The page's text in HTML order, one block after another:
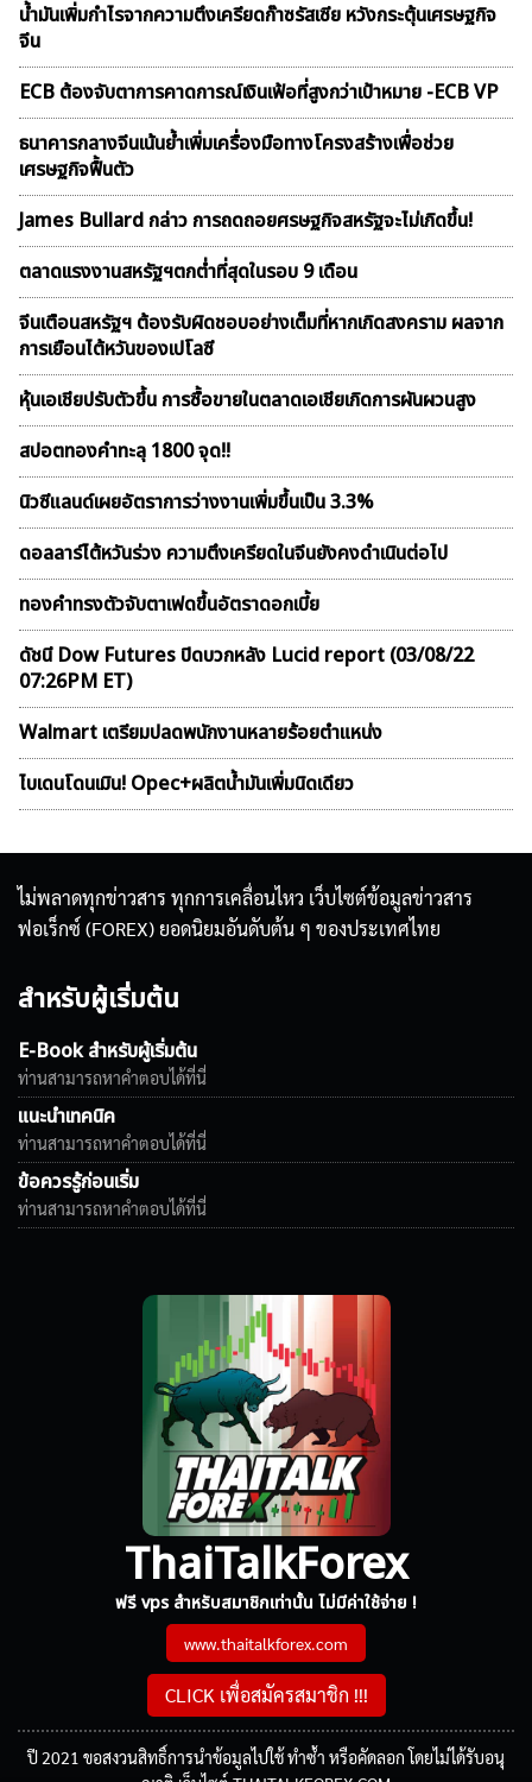
น้ำมันเพิ่มกำไรจากความตึงเครียดก๊าซรัสเซีย หวังกระตุ้นเศรษฐกิจ
จีน
ECB ต้องจับตาการคาดการณ์เงินเฟ้อที่สูงกว่าเป้าหมาย -ECB VP
ธนาคารกลางจีนเน้นย้ำเพิ่มเครื่องมือทางโครงสร้างเพื่อช่วย
เศรษฐกิจฟื้นตัว
James Bullard กล่าว การถดถอยศรษฐกิจสหรัฐจะไม่เกิดขึ้น!
ตลาดเเรงงานสหรัฐฯตกต่ำที่สุดในรอบ 9 เดือน
จีนเตือนสหรัฐฯ ต้องรับผิดชอบอย่างเต็มที่หากเกิดสงคราม ผลจาก
การเยือนไต้หวันของเปโลซี
หุ้นเอเชียปรับตัวขึ้น การซื้อขายในตลาดเอเชียเกิดการผันผวนสูง
สปอตทองคำทะลุ 1800 จุด!!
นิวซีแลนด์เผยอัตราการว่างงานเพิ่มขึ้นเป็น 3.3%
ดอลลาร์ไต้หวันร่วง ความตึงเครียดในจีนยังคงดำเนินต่อไป
ทองคำทรงตัวจับตาเฟดขึ้นอัตราดอกเบี้ย
ดัชนี Dow Futures ปิดบวกหลัง Lucid report (03/08/22
07:26PM ET)
Walmart เตรียมปลดพนักงานหลายร้อยตำแหน่ง
ไบเดนโดนเมิน! Opec+ผลิตน้ำมันเพิ่มนิดเดียว
ไม่พลาดทุกข่าวสาร ทุกการเคลื่อนไหว เว็บไซต์ข้อมูลข่าวสาร
ฟอเร็กซ์ (FOREX) ยอดนิยมอันดับต้น ๆ ของประเทศไทย
สำหรับผู้เริ่มต้น
E-Book สำหรับผู้เริ่มต้น
ท่านสามารถหาคำตอบได้ที่นี่
แนะนำเทคนิค
ท่านสามารถหาคำตอบได้ที่นี่
ข้อควรรู้ก่อนเริ่ม
ท่านสามารถหาคำตอบได้ที่นี่
ThaiTalkForex
ฟรี vps สำหรับสมาชิกเท่านั้น ไม่มีค่าใช้จ่าย !
www.thaitalkforex.com
CLICK เพื่อสมัครสมาชิก !!!
ปี 2021 ขอสงวนสิทธิ์การนำข้อมูลไปใช้ ทำซ้ำ หรือคัดลอก โดยไม่ได้รับอนุ